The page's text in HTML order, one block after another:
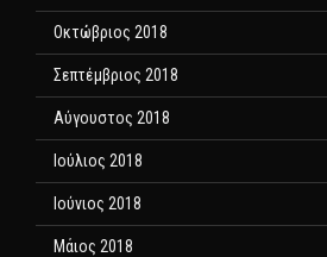
Οκτώβριος 2018
Σεπτέμβριος 2018
Αύγουστος 2018
Ιούλιος 2018
Ιούνιος 2018
Μάιος 2018